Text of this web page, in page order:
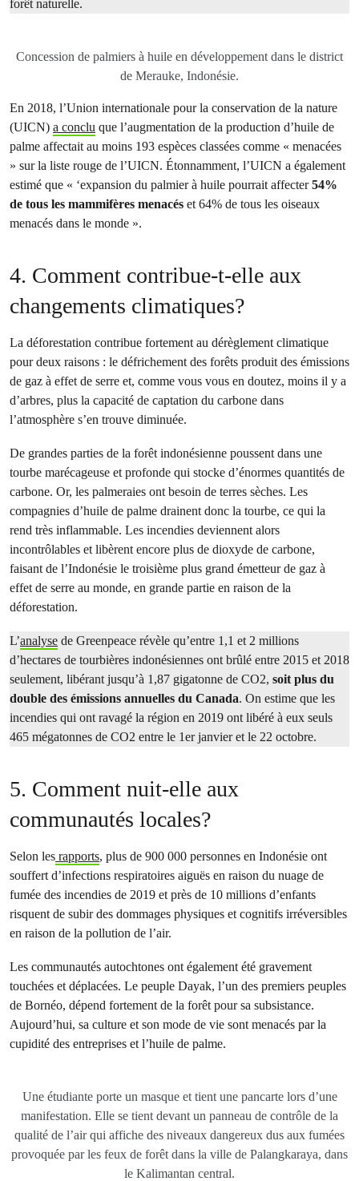
forêt naturelle.
Concession de palmiers à huile en développement dans le district
de Merauke, Indonésie.
En 2018, l’Union internationale pour la conservation de la nature
(UICN) a conclu que l’augmentation de la production d’huile de
palme affectait au moins 193 espèces classées comme « menacées
» sur la liste rouge de l’UICN. Étonnamment, l’UICN a également
estimé que « ‘expansion du palmier à huile pourrait affecter54%
de tous les mammifères menacés et 64% de tous les oiseaux
menacés dans le monde ».
4. Comment contribue-t-elle aux
changements climatiques?
La déforestation contribue fortement au dérèglement climatique
pour deux raisons : le défrichement des forêts produit des émissions
de gaz à effet de serre et, comme vous vous en doutez, moins il y a
d’arbres, plus la capacité de captation du carbone dans
l’atmosphère s’en trouve diminuée.
De grandes parties de la forêt indonésienne poussent dans une
tourbe marécageuse et profonde qui stocke d’énormes quantités de
carbone. Or, les palmeraies ont besoin de terres sèches. Les
compagnies d’huile de palme drainent donc la tourbe, ce qui la
rend très inflammable. Les incendies deviennent alors
incontrôlables et libèrent encore plus de dioxyde de carbone,
faisant de l’Indonésie le troisième plus grand émetteur de gaz à
effet de serre au monde, en grande partie en raison de la
déforestation.
L’analyse de Greenpeace révèle qu’entre 1,1 et 2 millions
d’hectares de tourbières indonésiennes ont brûlé entre 2015 et 2018
seulement, libérant jusqu’à 1,87 gigatonne de CO2, soit plus du
double des émissions annuelles du Canada. On estime que les
incendies qui ont ravagé la région en 2019 ont libéré à eux seuls
465 mégatonnes de CO2 entre le 1er janvier et le 22 octobre.
5. Comment nuit-elle aux
communautés locales?
Selon les rapports, plus de 900 000 personnes en Indonésie ont
souffert d’infections respiratoires aiguës en raison du nuage de
fumée des incendies de 2019 et près de 10 millions d’enfants
risquent de subir des dommages physiques et cognitifs irréversibles
en raison de la pollution de l’air.
Les communautés autochtones ont également été gravement
touchées et déplacées. Le peuple Dayak, l’un des premiers peuples
de Bornéo, dépend fortement de la forêt pour sa subsistance.
Aujourd’hui, sa culture et son mode de vie sont menacés par la
cupidité des entreprises et l’huile de palme.
Une étudiante porte un masque et tient une pancarte lors d’une
manifestation. Elle se tient devant un panneau de contrôle de la
qualité de l’air qui affiche des niveaux dangereux dus aux fumées
provoquée par les feux de forêt dans la ville de Palangkaraya, dans
le Kalimantan central.